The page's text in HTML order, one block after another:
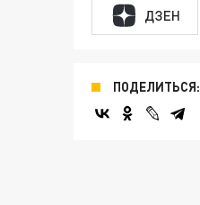
ДЗЕН
ПОДЕЛИТЬСЯ: